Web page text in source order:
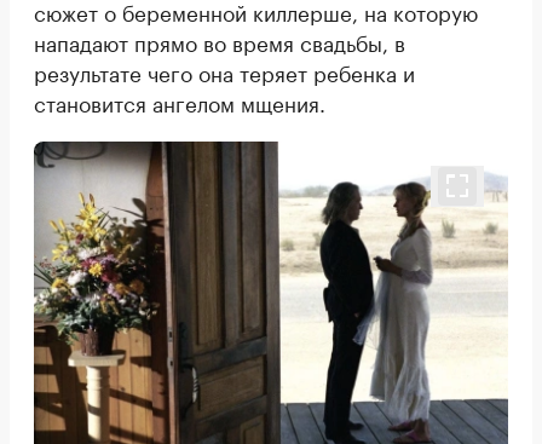
сюжет о беременной киллерше, на которую
нападают прямо во время свадьбы, в
результате чего она теряет ребенка и
становится ангелом мщения.